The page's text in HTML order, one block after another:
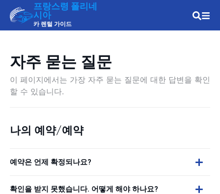
프랑스령 폴리네
시아
카 렌털 가이드
자주 묻는 질문
이 페이지에서는 가장 자주 묻는 질문에 대한 답변을 확인
할 수 있습니다.
나의 예약/예약
예약은 언제 확정되나요?
확인을 받지 못했습니다. 어떻게 해야 하나요?